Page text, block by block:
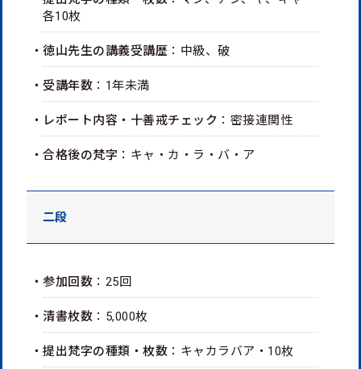
各10枚
・徳山先生の講義受講歴 ：中級、破
・受講年数 ：1年未満
・レポート内容・十善戒チェック ：密接連関性
・合格後の梵字 ：キャ・カ・ラ・バ・ア
二段
・参加回数 ：25回
・清書枚数 ：5,000枚
・提出梵字の種類・枚数 ：キャカラバア・10枚